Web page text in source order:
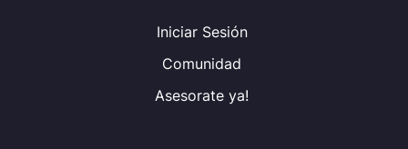
Iniciar Sesión
Comunidad
Asesorate ya!